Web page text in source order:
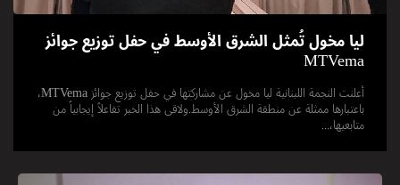
ليا مخول تُمثل الشرق الأوسط في حفل توزيع جوائز
MTVema
أعلنت النجمة اللبنانية ليا مخول عن مشاركتها في حفل توزيع جوائز MTVema،
باعتبارها ممثلة عن منطقة الشرق الأوسط.ولاقى هذا الخبر تفاعلاً إيجابياً من
متابعيها،...